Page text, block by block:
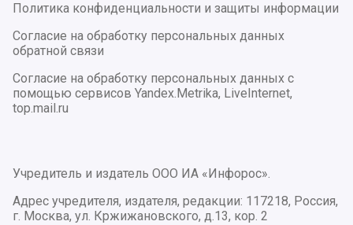
Политика конфиденциальности и защиты информации
Согласие на обработку персональных данных
обратной связи
Согласие на обработку персональных данных с
помощью сервисов Yandex.Metrika, LiveInternet,
top.mail.ru
Учредитель и издатель ООО ИА «Инфорос».
Адрес учредителя, издателя, редакции: 117218, Россия,
г. Москва, ул. Кржижановского, д.13, кор. 2